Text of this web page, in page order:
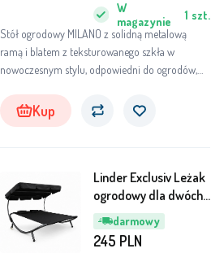
Stół ogrodowy MILANO z solidną metalową
ramą i blatem z teksturowanego szkła w
nowoczesnym stylu, odpowiedni do ogrodów,
W
magazynie
1 szt.
Kup
darmowy
Linder Exclusiv Leżak
ogrodowy dla dwóch
osób z zadaszeniem
MC4900
245 PLN